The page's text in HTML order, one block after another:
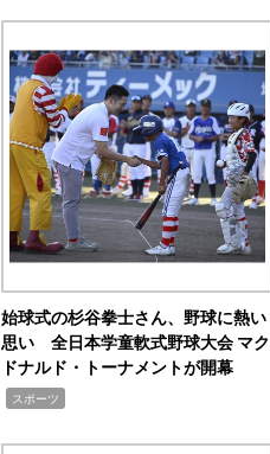
始球式の杉谷拳士さん、野球に熱い
思い 全日本学童軟式野球大会 マク
ドナルド・トーナメントが開幕
スポーツ